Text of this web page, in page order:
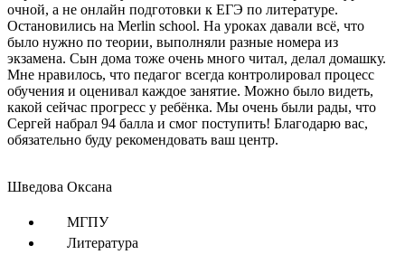
очной, а не онлайн подготовки к ЕГЭ по литературе.
Остановились на Merlin school. На уроках давали всё, что
было нужно по теории, выполняли разные номера из
экзамена. Сын дома тоже очень много читал, делал домашку.
Мне нравилось, что педагог всегда контролировал процесс
обучения и оценивал каждое занятие. Можно было видеть,
какой сейчас прогресс у ребёнка. Мы очень были рады, что
Сергей набрал 94 балла и смог поступить! Благодарю вас,
обязательно буду рекомендовать ваш центр.
Шведова Оксана
МГПУ
Литература